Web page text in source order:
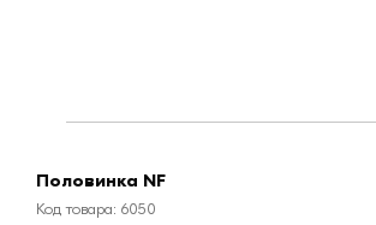
Половинка NF
Код товара: 6050